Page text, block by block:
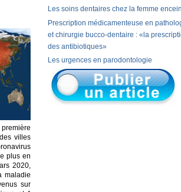
villes
plus en
2020,
maladie
sur
Les soins dentaires chez la femme
Prescription médicamenteuse en
et chirurgie bucco-dentaire : «la
des antibiotiques»
Les urgences en parodontologie